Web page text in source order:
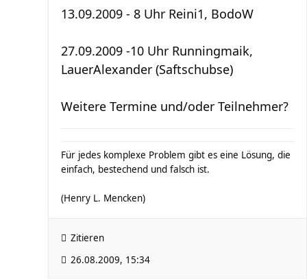
13.09.2009 - 8 Uhr Reini1, BodoW
27.09.2009 -10 Uhr Runningmaik,
LauerAlexander (Saftschubse)
Weitere Termine und/oder Teilnehmer?
Für jedes komplexe Problem gibt es eine Lösung, die
einfach, bestechend und falsch ist.
(Henry L. Mencken)
Zitieren
26.08.2009, 15:34